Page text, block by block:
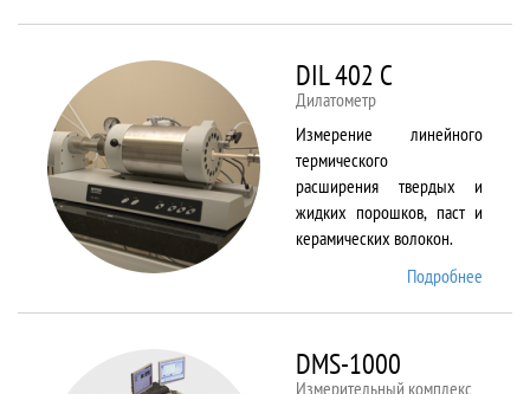
DIL 402 C
Дилатометр
Измерение линейного
термического
расширения твердых и
жидких порошков, паст и
керамических волокон.
Подробнее
DMS-1000
Измерительный комплекс